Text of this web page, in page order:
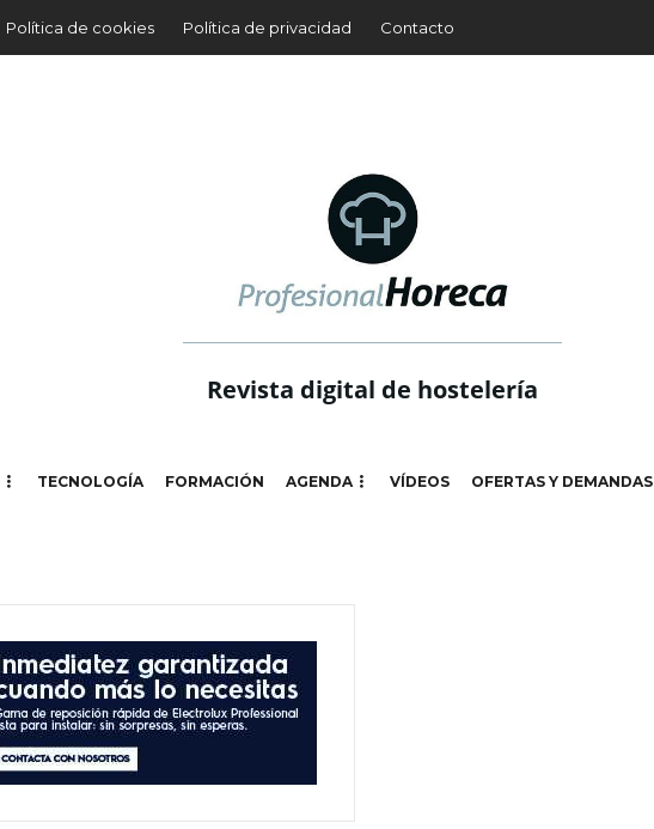
Política de cookies Política de privacidad Contacto
Revista digital de hostelería
TECNOLOGÍA FORMACIÓN AGENDA VÍDEOS OFERTAS Y DEMANDAS